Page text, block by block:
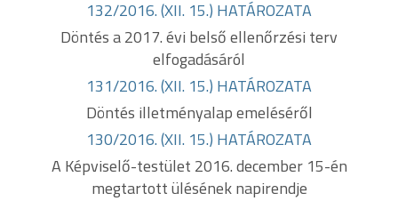
132/2016. (XII. 15.) HATÁROZATA
Döntés a 2017. évi belső ellenőrzési terv
elfogadásáról
131/2016. (XII. 15.) HATÁROZATA
Döntés illetményalap emeléséről
130/2016. (XII. 15.) HATÁROZATA
A Képviselő-testület 2016. december 15-én
megtartott ülésének napirendje